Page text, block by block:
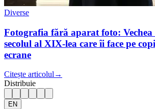
Diverse
Fotografia fără aparat foto: Vechea
secolul al XIX-lea care îi face pe
ecrane
Citește articolul →
Distribuie
EN